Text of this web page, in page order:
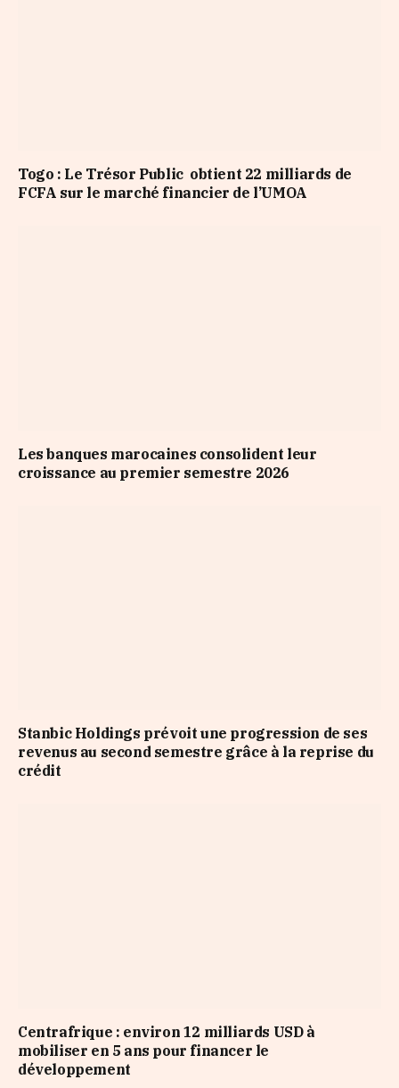
Togo : Le Trésor Public obtient 22 milliards de
FCFA sur le marché financier de l’UMOA
Les banques marocaines consolident leur
croissance au premier semestre 2026
Stanbic Holdings prévoit une progression de ses
revenus au second semestre grâce à la reprise du
crédit
Centrafrique : environ 12 milliards USD à
mobiliser en 5 ans pour financer le
développement